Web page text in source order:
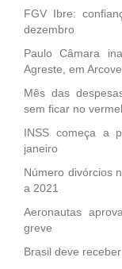
FGV Ibre:
dezembro
Paulo Câmara
Agreste, em
Mês das
sem ficar no
INSS começa a
janeiro
Número divórcios
a 2021
Aeronautas
greve
Brasil deve